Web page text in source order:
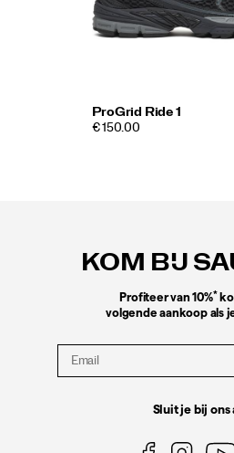
ProGrid Ride 1
€ 150.00
KOM BIJ
Profiteer van 10%*
volgende aankoop als
Sluit je bij ons